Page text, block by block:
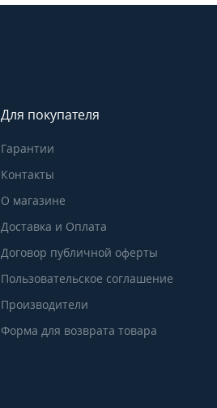
Для покупателя
Гарантии
Контакты
О магазине
Доставка и Оплата
Договор публичной оферты
Пользовательское соглашение
Производители
Форма для возврата товара